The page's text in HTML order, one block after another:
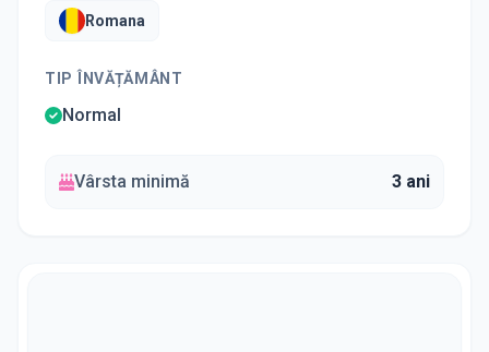
Romana
TIP ÎNVĂȚĂMÂNT
Normal
Vârsta minimă 3 ani